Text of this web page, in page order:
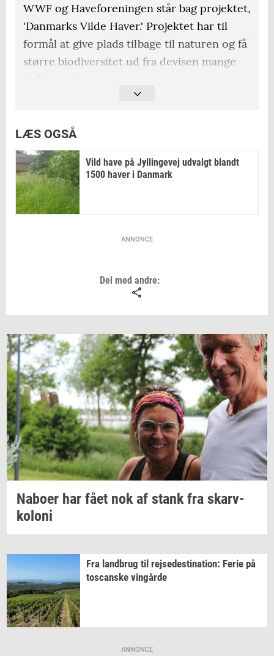
WWF og Haveforeningen står bag projektet,
'Danmarks Vilde Haver.' Projektet har til
formål at give plads tilbage til naturen og få
større biodiversitet ud fra devisen mange
hvor der skrives logbog, og ud fra det
gennemgår biologer og eksperter fra WWF
og Haveforeningen resultaterne efter
sommeren og samler erfaringerne, så
endnu flere haver kan prøve at lægge en del
af deres have vild.
Kristine Camille Sommer må blandt andet
LÆS OGSÅ
Vild have på Jyllingevej udvalgt blandt
1500 haver i Danmark
ANNONCE
Del med andre:
Na­bo­er har fået nok af stank fra skarv­
ko­lo­ni
Fra land­brug til rej­se­desti­na­tion: Ferie på
toscan­ske vin­går­de
ANNONCE